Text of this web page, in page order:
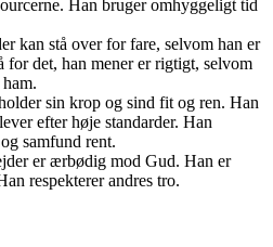
Han bruger omhyggeligt tid
kan stå over for fare, selvom han er
for det, han mener er rigtigt, selvom
sin krop og sind fit og ren. Han
efter høje standarder. Han
samfund rent.
er ærbødig mod Gud. Han er
respekterer andres tro.